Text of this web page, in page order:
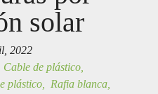
solar
2022
Cable de plástico,
plástico,
Rafia blanca,